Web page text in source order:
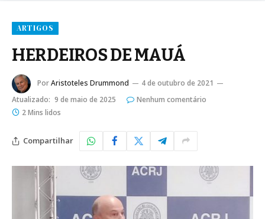
ARTIGOS
HERDEIROS DE MAUÁ
PorAristoteles Drummond
4 de outubro de 2021
Atualizado: 9 de maio de 2025
Nenhum comentário
2 Mins lidos
Compartilhar